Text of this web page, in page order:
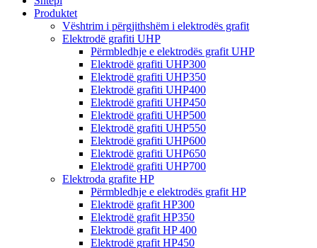
Produktet
Vështrim i përgjithshëm i elektrodës grafit
Elektrodë grafiti UHP
Përmbledhje e elektrodës grafit UHP
Elektrodë grafiti UHP300
Elektrodë grafiti UHP350
Elektrodë grafiti UHP400
Elektrodë grafiti UHP450
Elektrodë grafiti UHP500
Elektrodë grafiti UHP550
Elektrodë grafiti UHP600
Elektrodë grafiti UHP650
Elektrodë grafiti UHP700
Elektroda grafite HP
Përmbledhje e elektrodës grafit HP
Elektrodë grafit HP300
Elektrodë grafit HP350
Elektrodë grafit HP 400
Elektrodë grafit HP450